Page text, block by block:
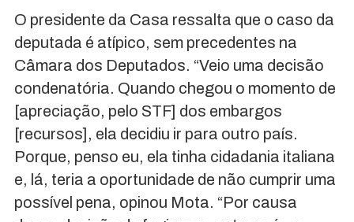
O presidente da Casa ressalta que o caso da
deputada é atípico, sem precedentes na
Câmara dos Deputados. “Veio uma decisão
condenatória. Quando chegou o momento de
[apreciação, pelo STF] dos embargos
[recursos], ela decidiu ir para outro país.
Porque, penso eu, ela tinha cidadania italiana
e, lá, teria a oportunidade de não cumprir uma
possível pena, opinou Mota. “Por causa